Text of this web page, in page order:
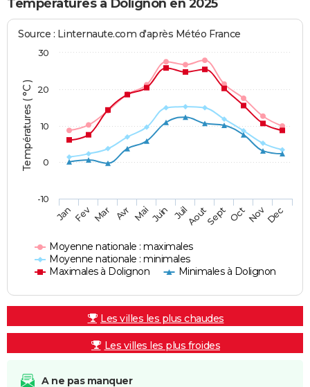
Températures à Dolignon en 2025
Températures ( °C )
Source : Linternaute.com d'après Météo France
Moyenne nationale : maximales
Moyenne nationale : minimales
Maximales à Dolignon
Minimales à Dolignon
JanFev Mar Avr MaiJuin JuilAoutSept OctNovDec
-10
0
10
20
30
Les villes les plus chaudes
Les villes les plus froides
A ne pas manquer